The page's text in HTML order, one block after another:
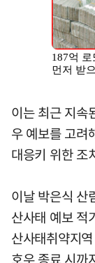
이는 최근 지속
우 예보를 고려
대응키 위한 조
이날 박은식 산
산사태 예보 적
산사태취약지
호우 종료 시까